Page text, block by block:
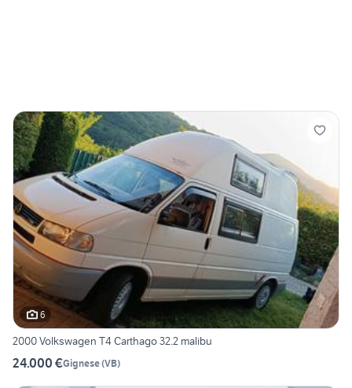
6
2000 Volkswagen T4 Carthago 32.2 malibu
24.000 €Gignese(VB)